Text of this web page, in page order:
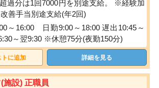
過分は1回7000円を別途支給。 ※経験加
善手当別途支給(年2回)
～16:00 日勤9:00～18:00 遅出10:45～
～翌9:30 ※休憩75分(夜勤150分)
トに追加 詳細を見る
施設) 正職員